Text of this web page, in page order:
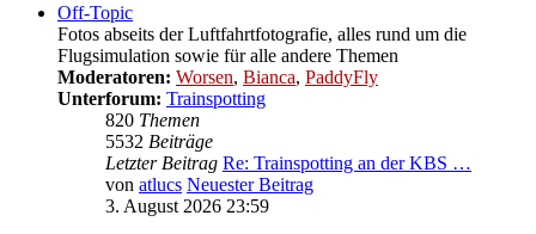
Off-Topic
Fotos abseits der Luftfahrtfotografie, alles rund um die
Flugsimulation sowie für alle andere Themen
Moderatoren: Worsen, Bianca, PaddyFly
Unterforum: Trainspotting
820 Themen
5532 Beiträge
Letzter Beitrag Re: Trainspotting an der KBS …
von atlucs Neuester Beitrag
3. August 2026 23:59